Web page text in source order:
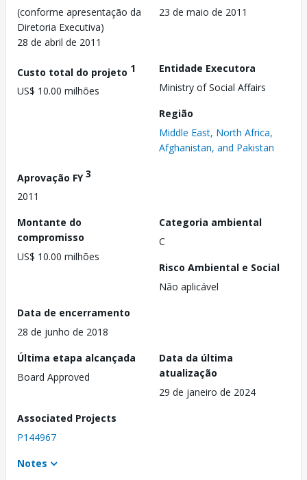
(conforme apresentação da
Diretoria Executiva)
28 de abril de 2011
23 de maio de 2011
Custo total do projeto 1
US$ 10.00 milhões
Entidade Executora
Ministry of Social Affairs
Região
Middle East, North Africa,
Afghanistan, and Pakistan
Aprovação FY3
2011
Montante do
compromisso
US$ 10.00 milhões
Categoria ambiental
C
Risco Ambiental e Social
Não aplicável
Data de encerramento
28 de junho de 2018
Última etapa alcançada
Board Approved
Data da última
atualização
29 de janeiro de 2024
Associated Projects
P144967
Notes